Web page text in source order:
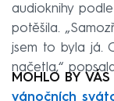
audioknihy
potěšila.
jsem to byla já.
načetla,“
MOHLO BY VÁS
vánočních